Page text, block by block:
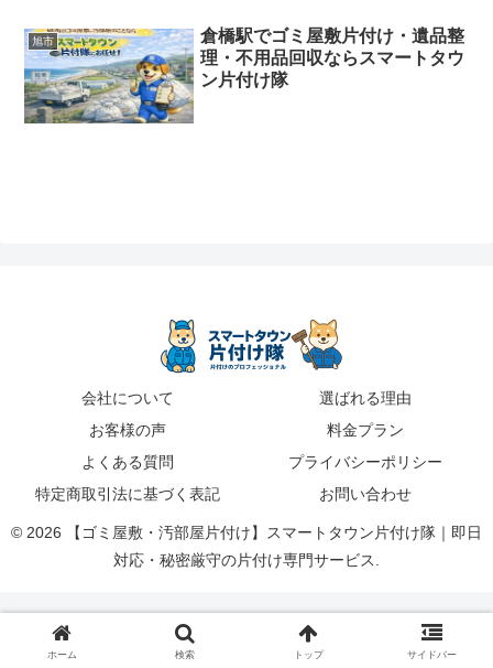
旭市
倉橋駅でゴミ屋敷片付け・遺品整
理・不用品回収ならスマートタウ
ン片付け隊
会社について
選ばれる理由
お客様の声
料金プラン
よくある質問
プライバシーポリシー
特定商取引法に基づく表記
お問い合わせ
© 2026 【ゴミ屋敷・汚部屋片付け】スマートタウン片付け隊｜即日
対応・秘密厳守の片付け専門サービス.
ホーム 検索 トップ サイドバー